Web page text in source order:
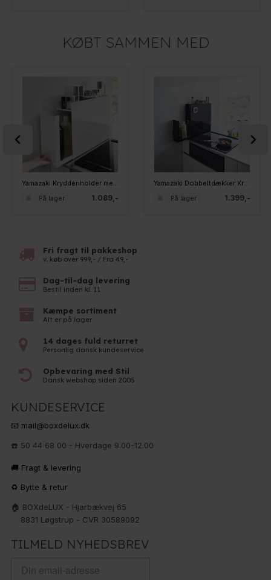
KØBT SAMMEN MED
Yamazaki Krydderiholder med skuffe - Hvid
1.089,-
På lager
Yamazaki Dobbeltdækker Krydderiholder med 2 skuffer - Sort
1.399,-
På lager
Fri fragt til pakkeshop
v. køb over 999,- / Fra 49,-
Dag-til-dag levering
Bestil inden kl. 11
Kæmpe sortiment
Alt er på lager
14 dages fuld returret
Personlig dansk kundeservice
Opbevaring med Stil
Dansk webshop siden 2005
KUNDESERVICE
📧 mail@boxdelux.dk
☎️ 50 44 68 00 - Hverdage 9.00-12.00
🚚 Fragt & levering
♻️ Bytte & retur
🏠 BOXdeLUX - Hjarbækvej 65
8831 Løgstrup - CVR 30589092
TILMELD NYHEDSBREV